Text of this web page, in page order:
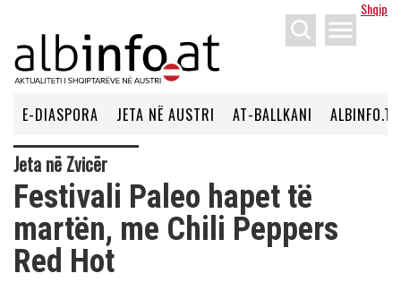
Shqip
menu
E-DIASPORA JETA NË AUSTRI AT-BALLKANI ALBINFO.TV
Jeta në Zvicër
Festivali Paleo hapet të
martën, me Chili Peppers
Red Hot